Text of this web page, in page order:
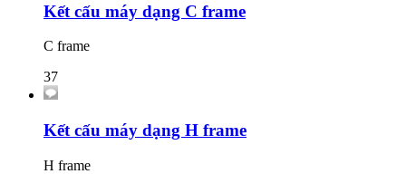
Kết cấu máy dạng C frame
C frame
37
Kết cấu máy dạng H frame
H frame